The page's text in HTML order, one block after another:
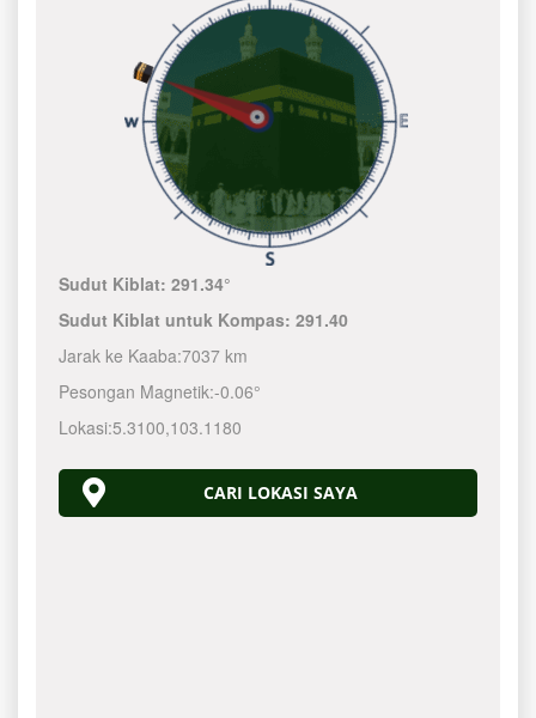
Sudut Kiblat:291.34°
Sudut Kiblat untuk Kompas:291.40
Jarak ke Kaaba:7037 km
Pesongan Magnetik:-0.06°
Lokasi:5.3100,103.1180
CARI LOKASI SAYA